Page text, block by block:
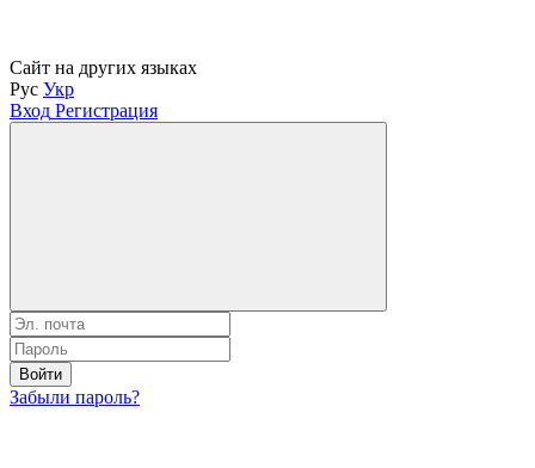
Сайт на других языках
Рус Укр
Вход Регистрация
Войти
Забыли пароль?